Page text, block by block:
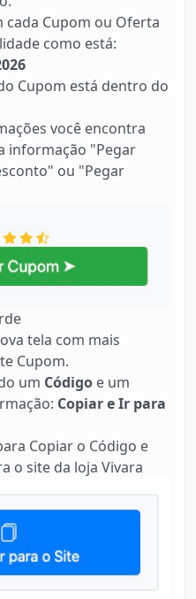
cada Cupom ou Oferta
como está:
Cupom está dentro do
você encontra
informação "Pegar
ou "Pegar
tela com mais
Cupom.
um Código e um
Copiar e Ir para
Copiar o Código e
o site da loja Vivara